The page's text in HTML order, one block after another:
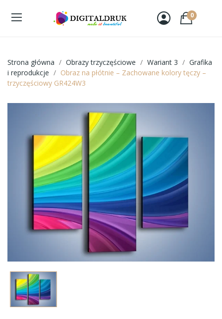
0
Strona główna Obrazy trzyczęściowe Wariant 3
Grafika
i reprodukcje
Obraz na płótnie – Zachowane kolory tęczy –
trzyczęściowy GR424W3